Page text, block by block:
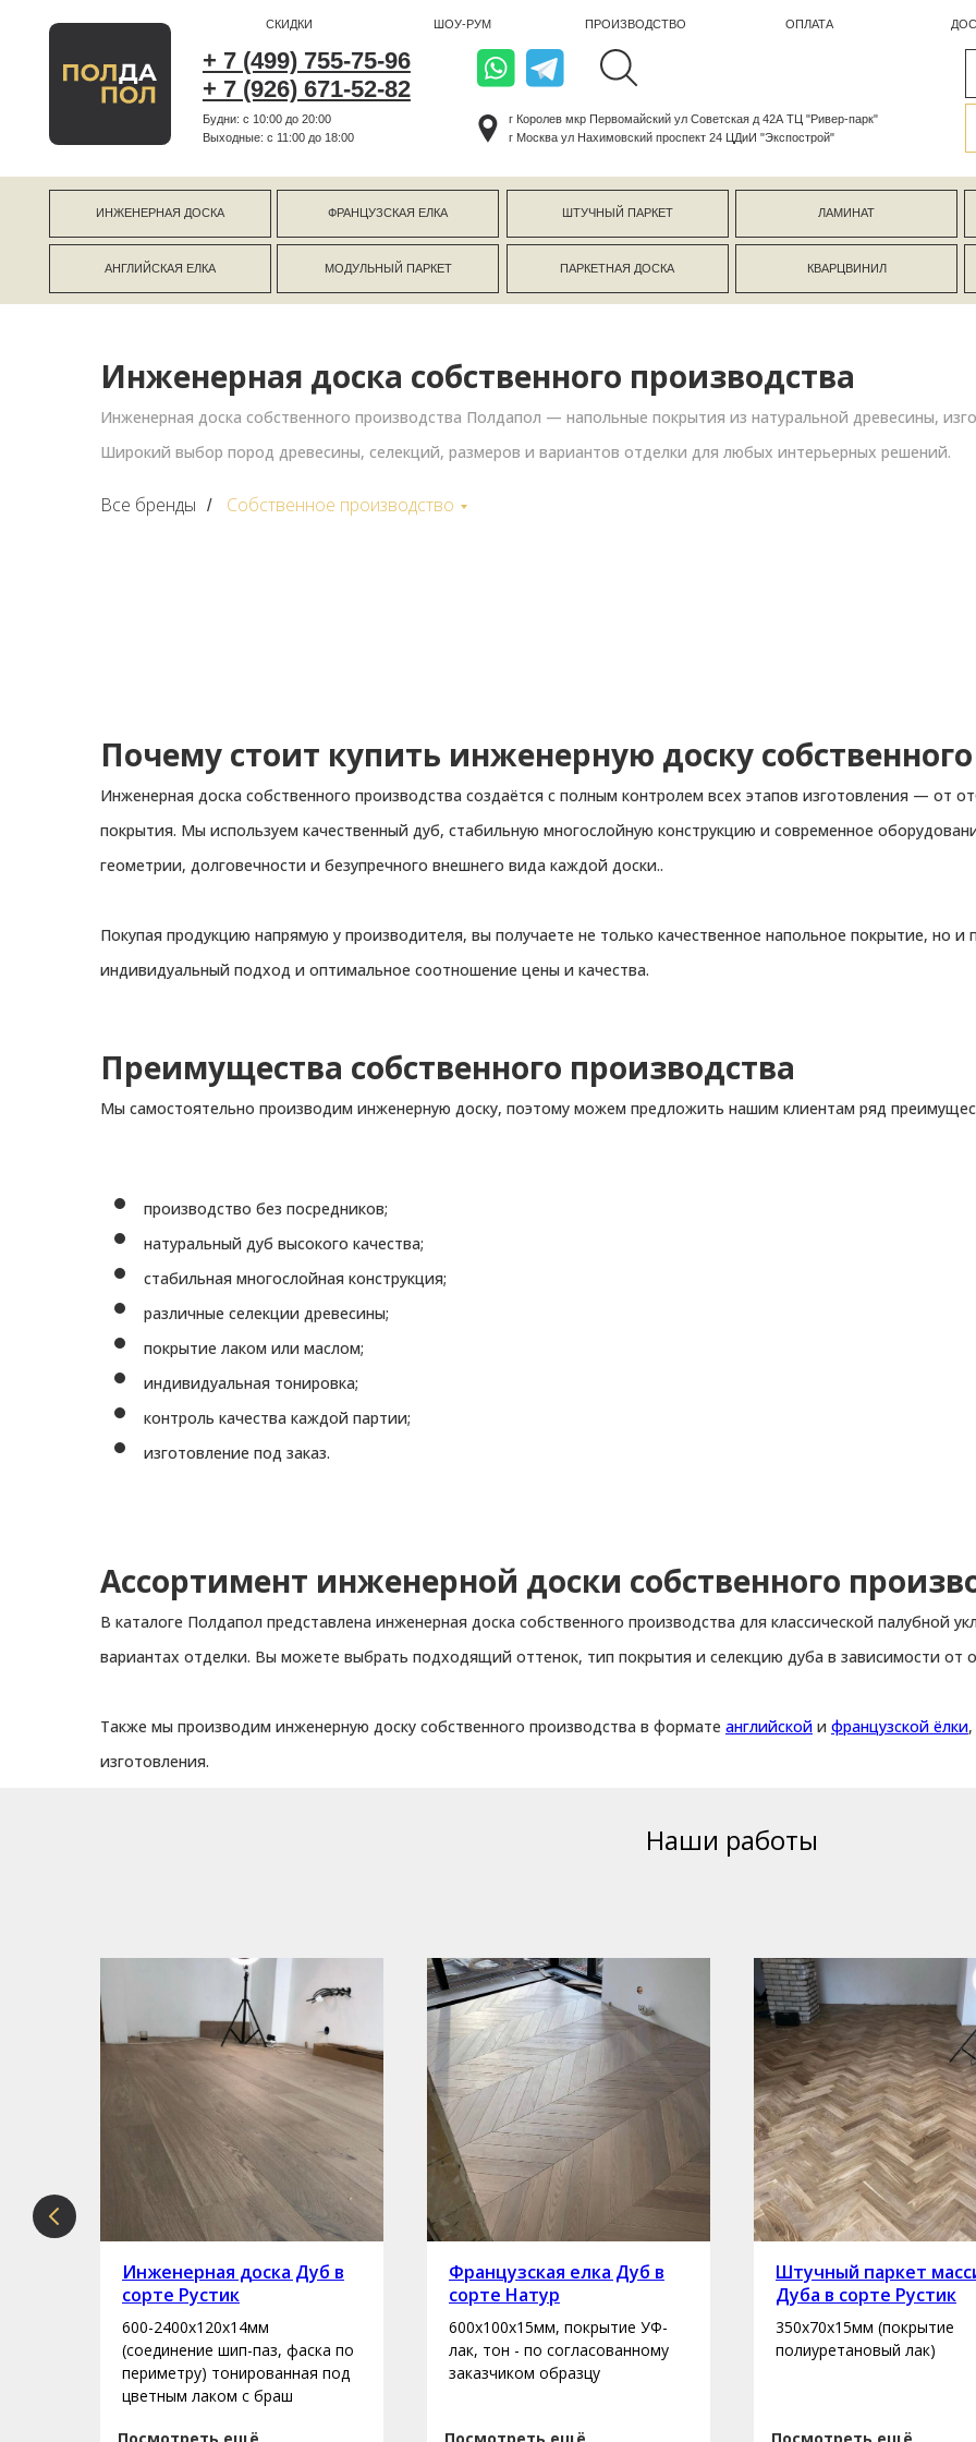
+ 7 (499) 755-75-96
+ 7 (926) 671-52-82
СКИДКИ ШОУ-РУМ ПРОИЗВОДСТВО
Будни: с 10:00 до 20:00
Выходные: c 11:00 до 18:00
г Москва ул Нахимовский проспект 24 ЦДиИ "Экспострой"
ИНЖЕНЕРНАЯ ДОСКА
АНГЛИЙСКАЯ ЕЛКА
ФРАНЦУЗСКАЯ ЕЛКА
ПАРКЕТНАЯ ДОСКА
МОДУЛЬНЫЙ ПАРКЕТ
ШТУЧНЫЙ ПАРКЕТ
КВАРЦВИНИЛ СТЕНОВЫЕ
ЛАМИНАТ
Инженерная доска собственного производства
Инженерная доска собственного производства Полдапол — напольные покрытия из натуральной древесины,
Широкий выбор пород древесины, селекций, размеров и вариантов отделки для любых интерьерных решений.
Все бренды / Собственное производство
Почему стоит купить инженерную доску
Инженерная доска собственного производства создаётся с полным контролем всех этапов изготовления — от
покрытия. Мы используем качественный дуб, стабильную многослойную конструкцию и современное
геометрии, долговечности и безупречного внешнего вида каждой доски..
Покупая продукцию напрямую у производителя, вы получаете не только качественное напольное покрытие, но
индивидуальный подход и оптимальное соотношение цены и качества.
Преимущества собственного производства
Мы самостоятельно производим инженерную доску, поэтому можем предложить нашим клиентам ряд
производство без посредников;
натуральный дуб высокого качества;
стабильная многослойная конструкция;
различные селекции древесины;
покрытие лаком или маслом;
индивидуальная тонировка;
контроль качества каждой партии;
изготовление под заказ.
Ассортимент инженерной доски собственного
В каталоге Полдапол представлена инженерная доска собственного производства для классической палубной
вариантах отделки. Вы можете выбрать подходящий оттенок, тип покрытия и селекцию дуба в зависимости от
Также мы производим инженерную доску собственного производства в формате английской и французской ёлки
изготовления.
Наши работы
Инженерная доска Дуб в
сорте Рустик
600-2400х120х14мм
(соединение шип-паз, фаска по
периметру) тонированная под
цветным лаком с браш
Французская елка Дуб в
сорте Натур
600х100х15мм, покрытие УФ-
лак, тон - по согласованному
заказчиком образцу
Штучный паркет
Дуба в сорте Рустик
350х70х15мм (покрытие
полиуретановый лак)